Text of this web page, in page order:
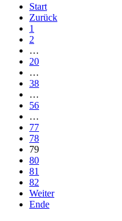
Start
Zurück
1
2
…
20
…
38
…
56
…
77
78
79
80
81
82
Weiter
Ende